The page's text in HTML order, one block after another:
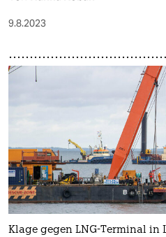
9.8.2023
Klage gegen LNG-Terminal in